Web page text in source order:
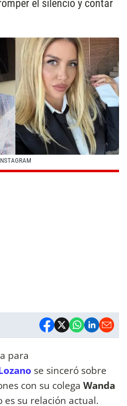
el silencio y contar
para
se sinceró sobre
con su colega Wanda
es su relación actual.